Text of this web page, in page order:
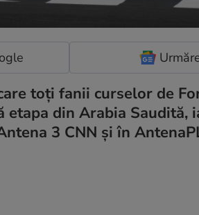
toți fanii curselor de
din Arabia Saudită,
3 CNN și în